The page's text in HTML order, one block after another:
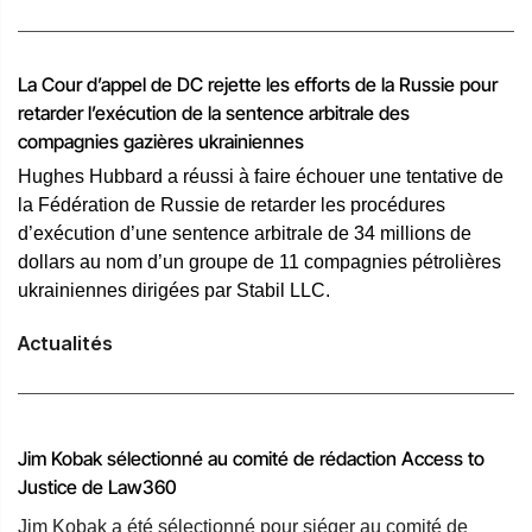
représenté des propriétaires, promoteurs, entrepreneurs,
professionnels du design et autres acteurs de projets à
travers le monde dans le cadre de litiges concernant des
centrales électriques, des oléoducs et des gazoducs, des
plateformes pétrolières et gazières, des raffineries, des
usines pétrochimiques et des usines de traitement. Notre
équipe compte des juristes titulaires de diplômes
d'ingénieur et d'autres qualifications techniques, ainsi que
des juristes et des collaborateurs parlant notamment de
Les litiges sur lesquels nous sommes intervenus sont liés
à des projets réalisés notamment en Argentine, au Brésil,
au Mexique, au Venezuela, en Russie, à Abu Dhabi, au
La Cour d’appel de DC rejette les efforts de la Russie pour
retarder l’exécution de la sentence arbitrale des
compagnies gazières ukrainiennes
Hughes Hubbard a réussi à faire échouer une tentative de
la Fédération de Russie de retarder les procédures
d’exécution d’une sentence arbitrale de 34 millions de
dollars au nom d’un groupe de 11 compagnies pétrolières
ukrainiennes dirigées par Stabil LLC.
Actualités
Jim Kobak sélectionné au comité de rédaction Access to
Justice de Law360
Jim Kobak a été sélectionné pour siéger au comité de